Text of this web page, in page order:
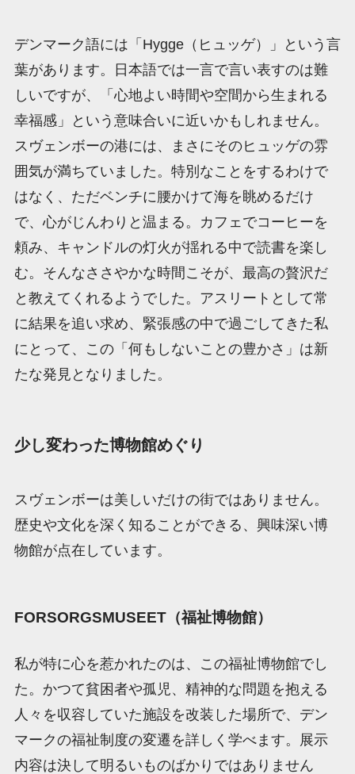
デンマーク語には「Hygge（ヒュッゲ）」という言
葉があります。日本語では一言で言い表すのは難
しいですが、「心地よい時間や空間から生まれる
幸福感」という意味合いに近いかもしれません。
スヴェンボーの港には、まさにそのヒュッゲの雰
囲気が満ちていました。特別なことをするわけで
はなく、ただベンチに腰かけて海を眺めるだけ
で、心がじんわりと温まる。カフェでコーヒーを
頼み、キャンドルの灯火が揺れる中で読書を楽し
む。そんなささやかな時間こそが、最高の贅沢だ
と教えてくれるようでした。アスリートとして常
に結果を追い求め、緊張感の中で過ごしてきた私
にとって、この「何もしないことの豊かさ」は新
たな発見となりました。
少し変わった博物館めぐり
スヴェンボーは美しいだけの街ではありません。
歴史や文化を深く知ることができる、興味深い博
物館が点在しています。
FORSORGSMUSEET（福祉博物館）
私が特に心を惹かれたのは、この福祉博物館でし
た。かつて貧困者や孤児、精神的な問題を抱える
人々を収容していた施設を改装した場所で、デン
マークの福祉制度の変遷を詳しく学べます。展示
内容は決して明るいものばかりではありません